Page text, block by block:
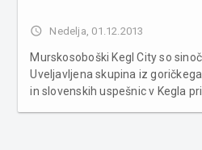
access_time Nedelja, 01.12.2013
Murskosoboški Kegl City so
Uveljavljena skupina iz
in slovenskih uspešnic v Kegla